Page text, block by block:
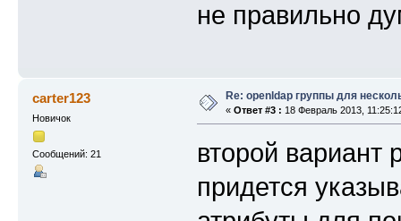
не правильно
carter123
Новичок
Сообщений: 21
Re: openldap группы для
« Ответ #3 : 18 Февраль 2013,
второй вариант
придется